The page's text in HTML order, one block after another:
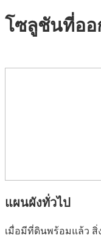
โซลูชันที่อ
แผนผังทั่วไป
เมื่อมีที่ดินพร้อมแล้ว